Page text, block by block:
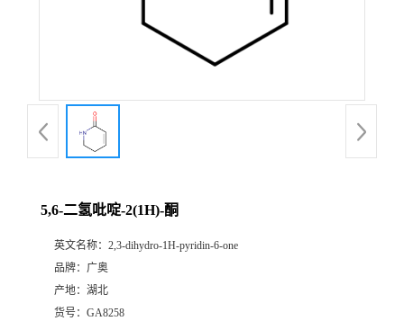
5,6-二氢吡啶-2(1H)-酮
英文名称： 2,3-dihydro-1H-pyridin-6-one
品牌： 广奥
产地： 湖北
货号： GA8258